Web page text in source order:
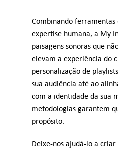
Combinando ferramentas
expertise humana, a My
paisagens sonoras que
elevam a experiência do
personalização de
sua audiência até ao
com a identidade da sua
metodologias garantem
propósito.
Deixe-nos ajudá-lo a